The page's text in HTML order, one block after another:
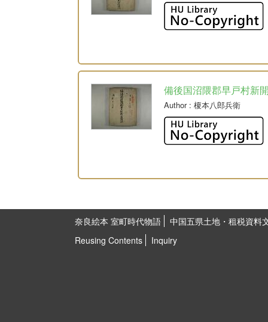
備後国沼隈郡早戸村新
Author: 榎本八郎兵衛
奈良絵本 室町時代物語
中国五県土地・租税資料
Reusing Contents
Inquiry